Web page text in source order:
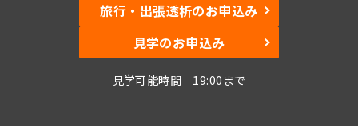
旅行・出張透析のお申込み
見学のお申込み
見学可能時間 19:00まで